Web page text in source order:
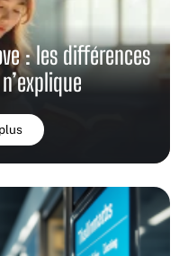
: les différences